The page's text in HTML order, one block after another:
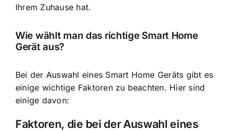
Ihrem Zuhause hat.
Wie wählt man das richtige Smart Home
Gerät aus?
Bei der Auswahl eines Smart Home Geräts gibt es
einige wichtige Faktoren zu beachten. Hier sind
einige davon:
Faktoren, die bei der Auswahl eines